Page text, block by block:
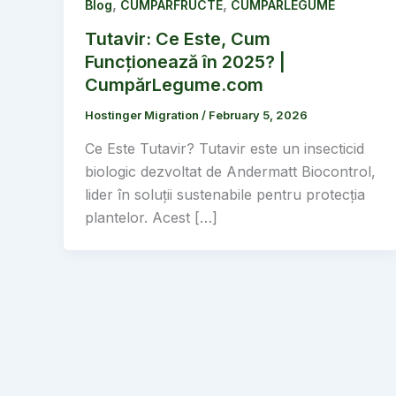
Blog, CUMPARFRUCTE, CUMPARLEGUME
Tutavir: Ce Este, Cum
Funcționează în 2025? |
CumpărLegume.com
Hostinger Migration / February 5, 2026
Ce Este Tutavir? Tutavir este un insecticid
biologic dezvoltat de Andermatt Biocontrol,
lider în soluții sustenabile pentru protecția
plantelor. Acest […]